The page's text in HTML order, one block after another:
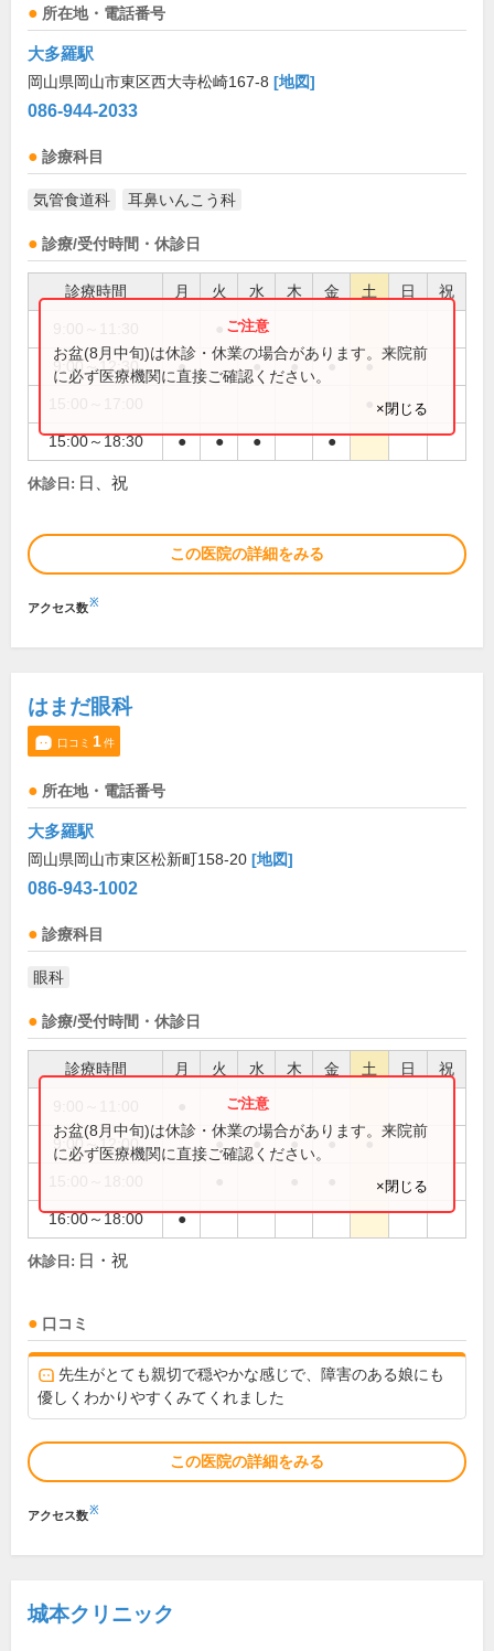
所在地・電話番号
大多羅駅
岡山県岡山市東区西大寺松崎167-8 [地図]
086-944-2033
診療科目
気管食道科 耳鼻いんこう科
診療/受付時間・休診日
診療時間 月 火 水 木 金 土 日 祝
9:00～12:30 ● ● ● ● ●
15:00～18:30 ● ● ● ●
お盆(8月中旬)は休診・休業の場合があります。来院前
に必ず医療機関に直接ご確認ください。
×閉じる
休診日: 日、祝
この医院の詳細をみる
アクセス数※
はまだ眼科
口コミ 1件
所在地・電話番号
大多羅駅
岡山県岡山市東区松新町158-20 [地図]
086-943-1002
診療科目
眼科
診療/受付時間・休診日
診療時間 月 火 水 木 金 土 日 祝
9:00～12:00 ● ● ● ● ●
16:00～18:00 ●
お盆(8月中旬)は休診・休業の場合があります。来院前
に必ず医療機関に直接ご確認ください。
×閉じる
休診日: 日・祝
口コミ
先生がとても親切で穏やかな感じで、障害のある娘にも
優しくわかりやすくみてくれました
この医院の詳細をみる
アクセス数※
城本クリニック